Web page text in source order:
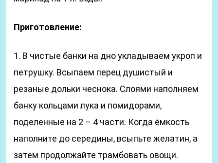
Приготовление:
1. В чистые банки на дно укладываем укроп и
петрушку. Всыпаем перец душистый и
резаные дольки чеснока. Слоями наполняем
банку кольцами лука и помидорами,
поделенные на 2 – 4 части. Когда ёмкость
наполните до середины, всыпьте желатин, а
затем продолжайте трамбовать овощи.